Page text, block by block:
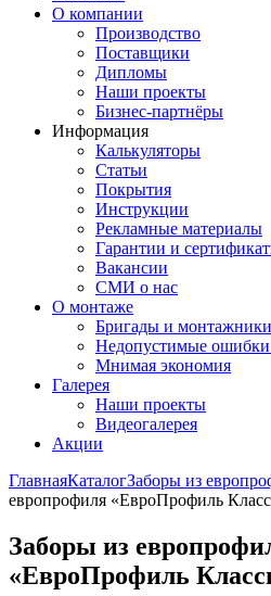
О компании
Производство
Поставщики
Дипломы
Наши проекты
Бизнес-партнёры
Информация
Калькуляторы
Статьи
Покрытия
Инструкции
Рекламные материалы
Гарантии и
Вакансии
СМИ о нас
О монтаже
Бригады и монтажники
Недопустимые
Мнимая экономия
Галерея
Наши проекты
Видеогалерея
Акции
ГлавнаяКаталогЗаборы из
европрофиля «ЕвроПрофиль
Заборы из
«ЕвроПрофиль